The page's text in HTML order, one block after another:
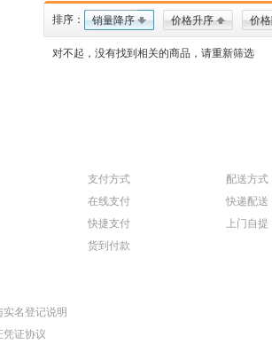
排序： 销量降序 价格升序 价
对不起，没有找到相关的商品，请重新筛选
名登记说明
凭证协议
支付方式
在线支付
快捷支付
货到付款
配送方式
快递配送
上门自提